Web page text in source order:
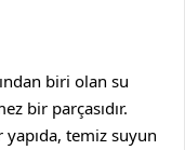
biri olan su
bir parçasıdır.
temiz suyun